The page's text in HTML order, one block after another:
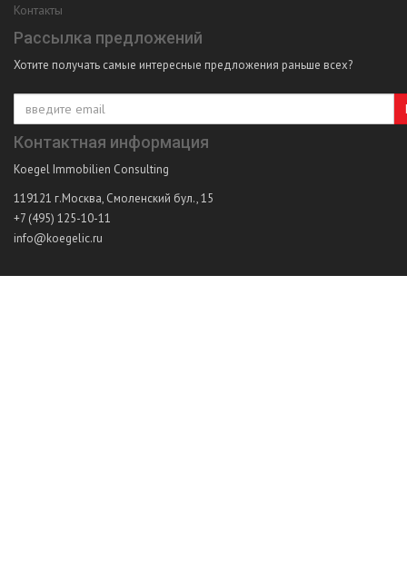
Контакты
Рассылка предложений
Хотите получать самые интересные предложения раньше всех?
Контактная информация
Koegel Immobilien Consulting
119121 г.Москва, Смоленский бул., 15
+7 (495) 125-10-11
info@koegelic.ru